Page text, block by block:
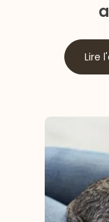
Lire